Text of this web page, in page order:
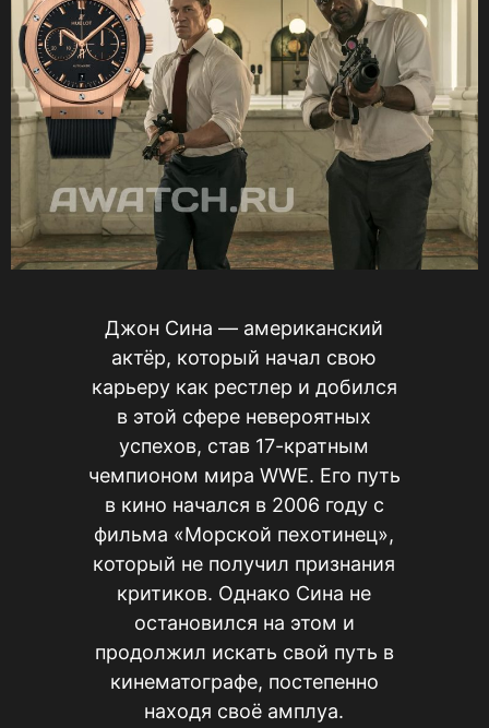
Джон Сина — американский
актёр, который начал свою
карьеру как рестлер и добился
в этой сфере невероятных
успехов, став 17-кратным
чемпионом мира WWE. Его путь
в кино начался в 2006 году с
фильма «Морской пехотинец»,
который не получил признания
критиков. Однако Сина не
остановился на этом и
продолжил искать свой путь в
кинематографе, постепенно
находя своё амплуа.